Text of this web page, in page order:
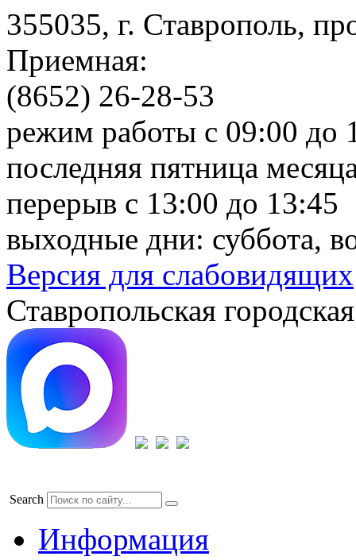
355035, г. Ставрополь,
Приемная:
(8652) 26-28-53
режим работы с 09:00 до
последняя пятница
перерыв с 13:00 до 13:45
выходные дни: суббота,
Версия для слабовидящих
Ставропольская
Search
Информация